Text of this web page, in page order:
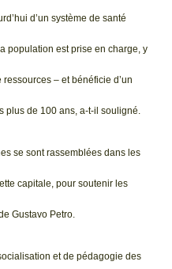
d’un système de santé
population est prise en charge, y
– et bénéficie d’un
de 100 ans, a-t-il souligné.
se sont rassemblées dans les
capitale, pour soutenir les
Gustavo Petro.
et de pédagogie des